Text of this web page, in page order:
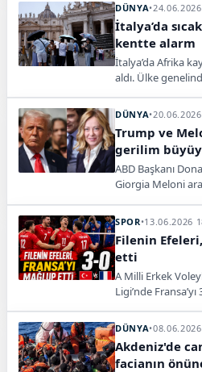
DÜNYA•
İtalya’da
kentte alarm
İtalya’da Afrika
aldı. Ülke
DÜNYA•
Trump ve
gerilim
ABD Başkanı
Giorgia Meloni
SPOR•13.06.2026
Filenin
etti
A Milli Erkek
Ligi’nde
DÜNYA•
Akdeniz'de
facianın